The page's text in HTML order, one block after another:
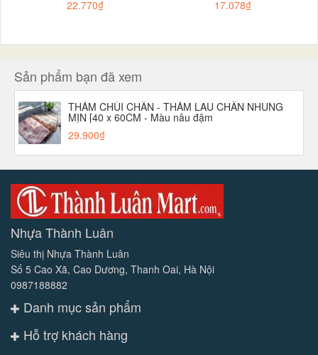
22.770₫
17.078₫
Sản phẩm bạn đã xem
THẢM CHÙI CHÂN - THẢM LAU CHÂN NHUNG
MỊN [40 x 60CM - Màu nâu đậm
29.900₫
Nhựa Thành Luân
Siêu thị Nhựa Thành Luân
Số 5 Cao Xã, Cao Dương, Thanh Oai, Hà Nội
0987188882
Danh mục sản phẩm
Hỗ trợ khách hàng